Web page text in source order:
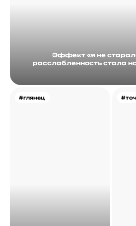
Эффект «я не
расслабленность стала
#глянец